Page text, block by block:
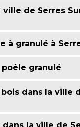
ville de Serres
à granulé à
granulé
dans la ville
la ville de